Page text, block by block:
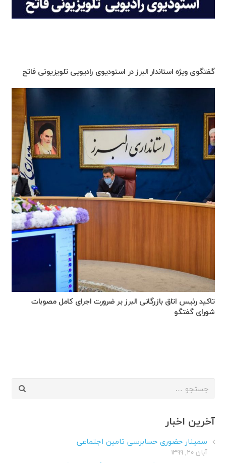
گفتگوی ویژه استاندار البرز در استودیوی رادیویی تلویزیونی فاتح
تاکید رئیس اتاق بازرگانی البرز بر ضرورت اجرای کامل مصوبات
شورای گفتگو
جستجو
آخرین اخبار
سمینار حضوری حسابرسی تامین اجتماعی
آبان ۲۰, ۱۳۹۹